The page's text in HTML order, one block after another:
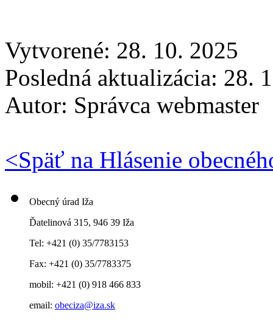
Vytvorené: 28. 10. 2025
Posledná aktualizácia: 28.
Autor: Správca webmaster
<Späť na Hlásenie
Obecný úrad Iža
Ďatelinová 315, 946 39 Iža
Tel: +421 (0) 35/7783153
Fax: +421 (0) 35/7783375
mobil: +421 (0) 918 466 833
email: obeciza@iza.sk